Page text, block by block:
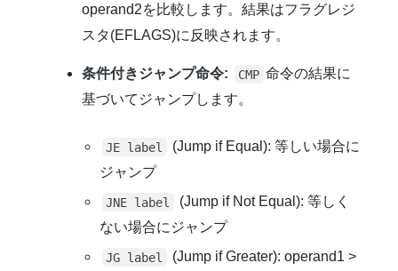
operand2を比較します。結果はフラグレジ
スタ(EFLAGS)に反映されます。
条件付きジャンプ命令: CMP 命令の結果に
基づいてジャンプします。
JE label
(Jump if Equal): 等しい場合に
ジャンプ
JNE label
(Jump if Not Equal): 等しく
ない場合にジャンプ
JG label
(Jump if Greater): operand1 >